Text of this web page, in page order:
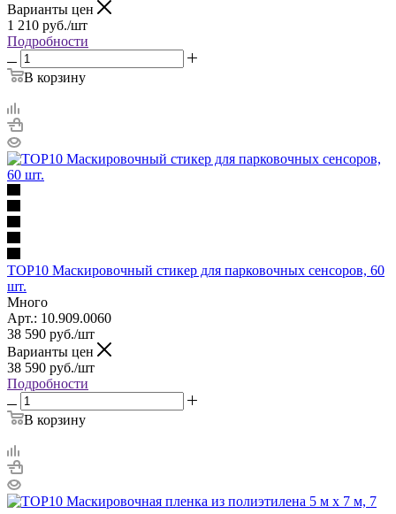
Варианты цен
1 210 руб./шт
Подробности
В корзину
TOP10 Маскировочный стикер для парковочных сенсоров, 60
шт.
Много
Арт.: 10.909.0060
38 590 руб./шт
Варианты цен
38 590 руб./шт
Подробности
В корзину